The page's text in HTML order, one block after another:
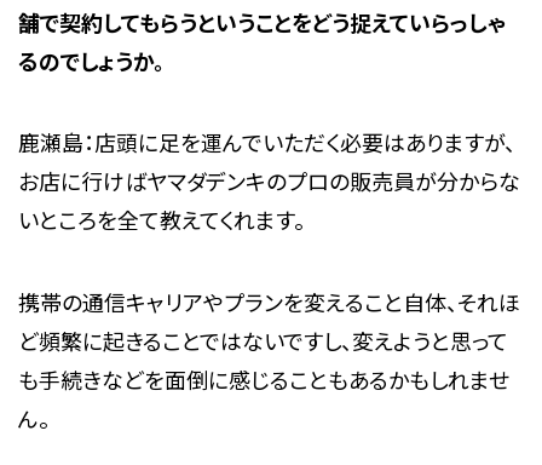
舗で契約してもらうということをどう捉えていらっしゃ
るのでしょうか。
鹿瀬島：店頭に足を運んでいただく必要はありますが、
お店に行けばヤマダデンキのプロの販売員が分からな
いところを全て教えてくれます。
携帯の通信キャリアやプランを変えること自体、それほ
ど頻繁に起きることではないですし、変えようと思って
も手続きなどを面倒に感じることもあるかもしれませ
ん。